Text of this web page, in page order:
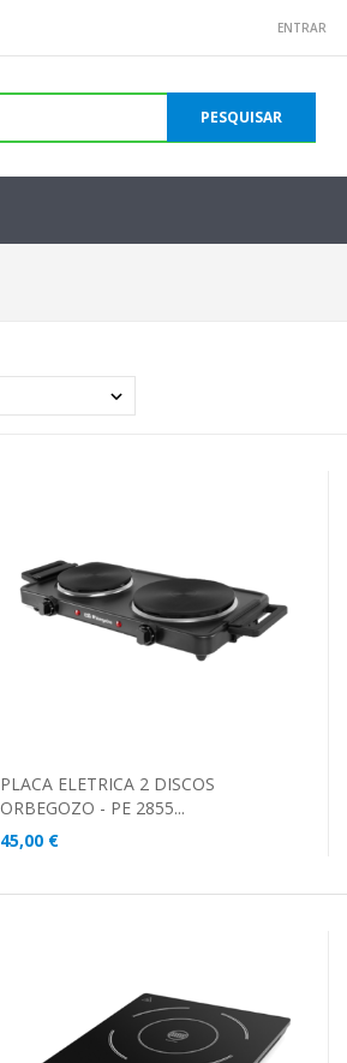
ENTRAR
PESQUISAR
ADICIONAR AO CARRINHO
PLACA ELETRICA 2 DISCOS
ORBEGOZO - PE 2855...
45,00 €
ADICIONAR AO CARRINHO